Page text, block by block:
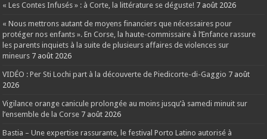
« Les Contes Infusés » : à Corte, la littérature se déguste! 7 août 2026
« Nous mettrons autant de moyens financiers que nécessaires pour
protéger nos enfants ». En Corse, la haute-commissaire à l’Enfance rassure
les parents inquiets à la suite de plusieurs affaires de violences sur
mineurs 7 août 2026
VIDÉO : Per Sti Lochi part à la découverte de Piedicorte-di-Gaggio 7 août
2026
Vigilance orange canicule prolongée au moins jusqu’à samedi minuit sur
l’ensemble de la Corse 7 août 2026
Bastia – Une expertise rassurante, le festival Porto Latino autorisé à